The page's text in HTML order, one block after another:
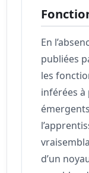
En
publiées
les
inférées
d’un